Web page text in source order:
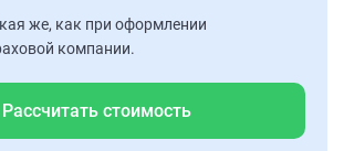
же, как при оформлении
компании.
Рассчитать стоимость